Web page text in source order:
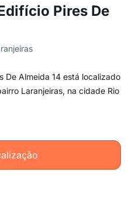
Pires De
De Almeida 14 está localizado
Laranjeiras, na cidade Rio